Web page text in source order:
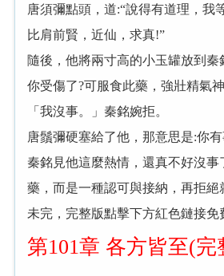
唐須彌點頭，道:“說得有道理，我
比肩前賢，近仙，求真!”
隨後，他將兩寸高的小玉罐放到秦
你受傷了?可服食此藥，強壯精氣
「我沒事。」秦銘婉拒。
唐鬚彌硬塞給了他，那意思是:你有
秦銘見他這麼熱情，還真不好沒事
藥，而是一種認可與接納，再拒絕
未完，完整版點擊下方紅色鏈接免
第101章 各方皆至(完